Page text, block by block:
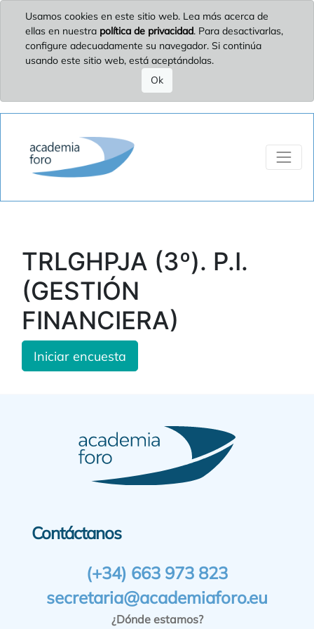
Usamos cookies en este sitio web. Lea más acerca de
ellas en nuestra política de privacidad. Para desactivarlas,
configure adecuadamente su navegador. Si continúa
usando este sitio web, está aceptándolas.
Ok
TRLGHPJA (3º). P.I.
(GESTIÓN
FINANCIERA)
Iniciar encuesta
Contáctanos
(+34) 663 973 823
secretaria@academiaforo.eu
¿Dónde estamos?